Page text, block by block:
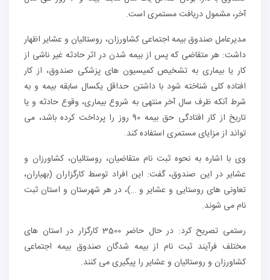
آخر، مشمول دریافت مستمری است.
مدیرعامل صندوق بیمه اجتماعی کشاورزان، روستائیان و عشایر اظهار
داشت: هر متقاضی که پس از بیمه شدن در اثر حادثه غیر ناشی از
کار یا بیماری به تشخیص کمیسیون های پزشکی صندوق، از کار
افتاده کلی شناخته شود با داشتن حداقل یکسال سابقه بیمه و به
شرط آنکه ظرف سال آخر منتهی به شروع بیماری، وقوع حادثه و یا
تاریخ از کار افتادگی حق بیمه 90 روز را پرداخت کرده باشد، می
تواند از مزایای مستمری استفاده کند.
وی با اشاره به نحوه ثبت نام متقاضیان، روستائیان، کشاورزان و
عشایر در این صندوق، گفت: این افراد توسط کارگزاران (بهیاران،
تعاونی های روستایی و عشایر و …)، در هر شهرستان و استان ثبت
نام می شوند.
رستمی تصریح کرد: در حال حاضر 3500 کارگزار در استان های
مختلف فرآیند ثبت نام از بیمه شدگان صندوق بیمه اجتماعی
کشاورزان و روستائیان و عشایر را پیگیری می کنند.